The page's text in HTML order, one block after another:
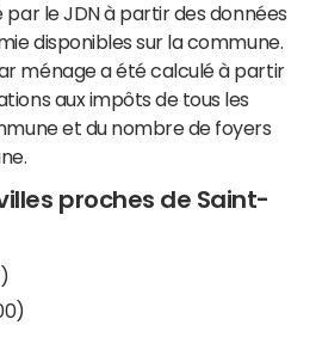
le JDN à partir des données
disponibles sur la commune.
ménage a été calculé à partir
aux impôts de tous les
et du nombre de foyers
proches de Saint-